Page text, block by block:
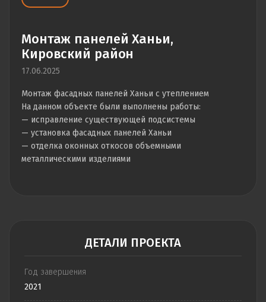
Монтаж панелей Ханьи,
Кировский район
17.06.2025
Монтаж фасадных панелей Ханьи с утеплением
На данном объекте были выполнены работы:
— исправление существующей подсистемы
— установка фасадных панелей Ханьи
— отделка оконных откосов объемными
металлическими изделиями
ДЕТАЛИ ПРОЕКТА
Год завершения
2021